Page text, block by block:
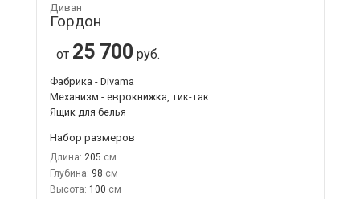
Диван
Гордон
от 25 700 руб.
Фабрика - Divama
Механизм - еврокнижка, тик-так
Ящик для белья
Набор размеров
Длина: 205
Глубина: 98
Высота: 100